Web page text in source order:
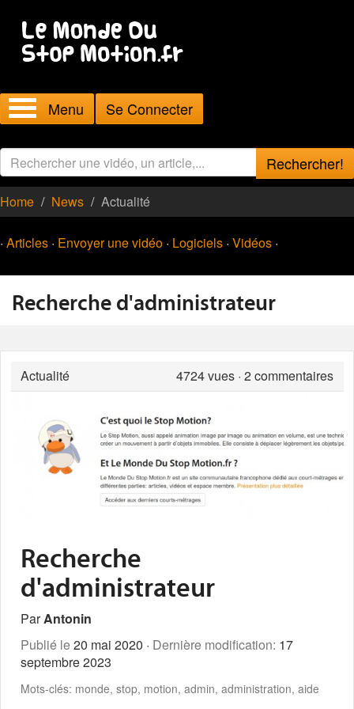
Menu Se Connecter
Rechercher!
Home News Actualité
· Articles · Envoyer une vidéo · Logiciels · Vidéos ·
Recherche d'administrateur
Actualité 4724vues · 2 commentaires
Recherche
d'administrateur
ParAntonin
Publié le20 mai 2020 · Dernière modification: 17
septembre 2023
Mots-clés: monde, stop, motion, admin, administration, aide